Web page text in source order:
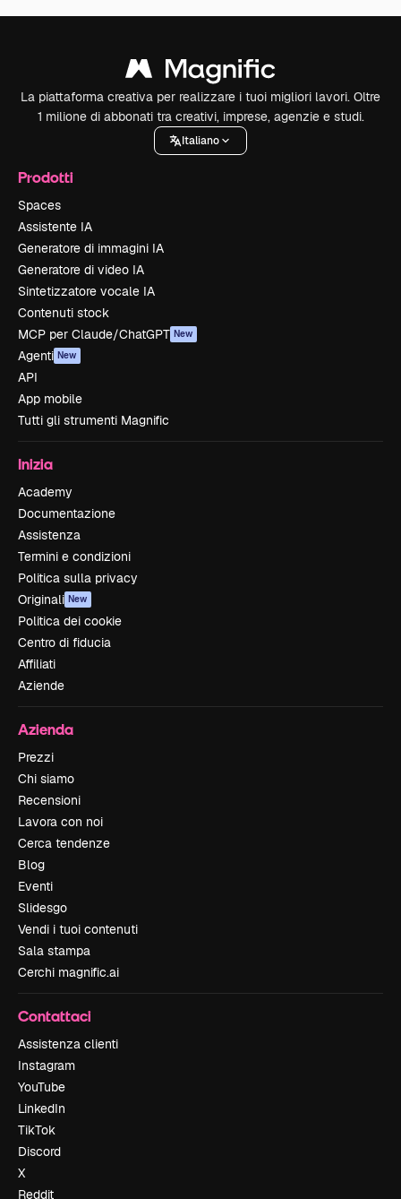
La piattaforma creativa per realizzare i tuoi migliori lavori. Oltre
1 milione di abbonati tra creativi, imprese, agenzie e studi.
Italiano
Prodotti
Spaces
Assistente IA
Generatore di immagini IA
Generatore di video IA
Sintetizzatore vocale IA
Contenuti stock
MCP per Claude/ChatGPT New
Agenti New
API
App mobile
Tutti gli strumenti Magnific
Inizia
Academy
Documentazione
Assistenza
Termini e condizioni
Politica sulla privacy
Originali New
Politica dei cookie
Centro di fiducia
Affiliati
Aziende
Azienda
Prezzi
Chi siamo
Recensioni
Lavora con noi
Cerca tendenze
Blog
Eventi
Slidesgo
Vendi i tuoi contenuti
Sala stampa
Cerchi magnific.ai
Contattaci
Assistenza clienti
Instagram
YouTube
LinkedIn
TikTok
Discord
X
Reddit